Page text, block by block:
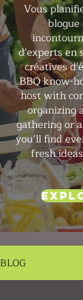
Vous
blogue
d'experts en
créatives
BBQ know-
host with
organizing
gathering or
you’ll find
fresh
BLOG